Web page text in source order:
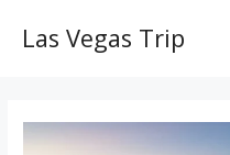
contenu
Las Vegas Trip